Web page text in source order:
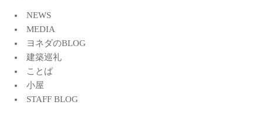
NEWS
MEDIA
ヨネダのBLOG
建築巡礼
ことば
小屋
STAFF BLOG